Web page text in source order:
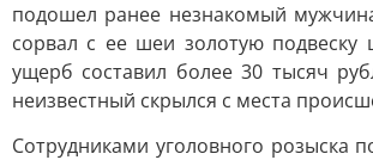
подошел ранее незнакомый
сорвал с ее шеи золотую подвеску
ущерб составил более 30 тысяч
неизвестный скрылся с места
Сотрудниками уголовного розыска